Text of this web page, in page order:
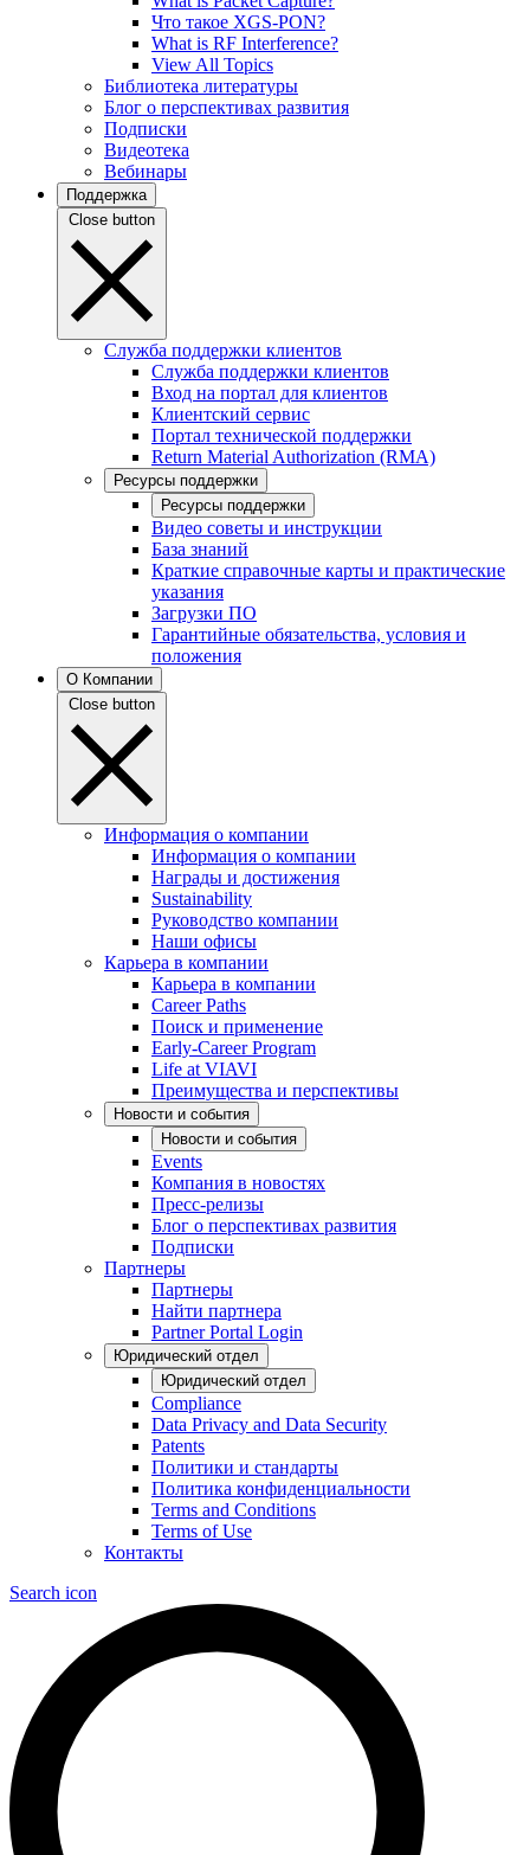
Что такое XGS-PON?
What is RF Interference?
View All Topics
Библиотека литературы
Блог о перспективах развития
Подписки
Видеотека
Вебинары
Поддержка
Close button
Служба поддержки клиентов
Служба поддержки клиентов
Вход на портал для клиентов
Клиентский сервис
Портал технической поддержки
Return Material Authorization (RMA)
Ресурсы поддержки
Ресурсы поддержки
Видео советы и инструкции
База знаний
Краткие справочные карты и практические
указания
Загрузки ПО
Гарантийные обязательства, условия и
положения
О Компании
Close button
Информация о компании
Информация о компании
Награды и достижения
Sustainability
Руководство компании
Наши офисы
Карьера в компании
Карьера в компании
Career Paths
Поиск и применение
Early-Career Program
Life at VIAVI
Преимущества и перспективы
Новости и события
Новости и события
Events
Компания в новостях
Пресс-релизы
Блог о перспективах развития
Подписки
Партнеры
Партнеры
Найти партнера
Partner Portal Login
Юридический отдел
Юридический отдел
Compliance
Data Privacy and Data Security
Patents
Политики и стандарты
Политика конфиденциальности
Terms and Conditions
Terms of Use
Контакты
Search icon